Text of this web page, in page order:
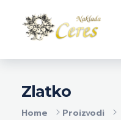
Home Proizvodi
Zlatko